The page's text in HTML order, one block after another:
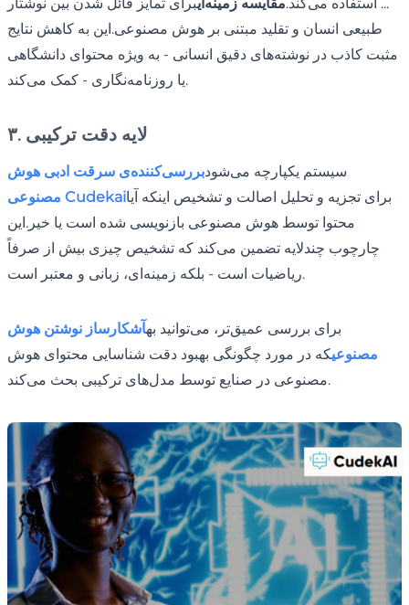
طبیعی انسان و تقلید مبتنی بر هوش مصنوعی.این به کاهش نتایج
مثبت کاذب در نوشته‌های دقیق انسانی - به ویژه محتوای دانشگاهی
یا روزنامه‌نگاری - کمک می‌کند.
۳. لایه دقت ترکیبی
سیستم یکپارچه می‌شودبررسی‌کننده‌ی سرقت ادبی هوش
مصنوعی Cudekaiبرای تجزیه و تحلیل اصالت و تشخیص اینکه آیا
محتوا توسط هوش مصنوعی بازنویسی شده است یا خیر.این
چارچوب چندلایه تضمین می‌کند که تشخیص چیزی بیش از صرفاً
ریاضیات است - بلکه زمینه‌ای، زبانی و معتبر است.
برای بررسی عمیق‌تر، می‌توانید بهآشکارساز نوشتن هوش
مصنوعیکه در مورد چگونگی بهبود دقت شناسایی محتوای هوش
مصنوعی در صنایع توسط مدل‌های ترکیبی بحث می‌کند.